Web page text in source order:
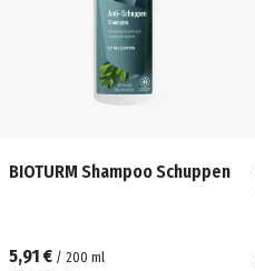
BIOTURM Shampoo Schuppen
5,91 € / 200 ml